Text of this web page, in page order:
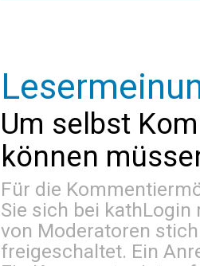
Um selbst
können
Für die
Sie sich bei kathLogin
von Moderatoren
freigeschaltet. Ein